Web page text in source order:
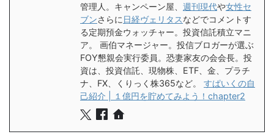
管理人。キャンペーン屋、 週刊現代や女性セ
ブンさらに 日経ヴェリタスなどでコメントす
る定期預金ウォッチャー。投資信託積立マニ
ア。 画伯マネージャー。投信ブロガーが選ぶ
FOY懇親会実行委員。恐妻家友の会会長。投
資は、投資信託、現物株、ETF、金、プラチ
ナ、FX、くりっく株365など。 すぱいくの自
己紹介 | １億円を貯めてみよう！chapter2